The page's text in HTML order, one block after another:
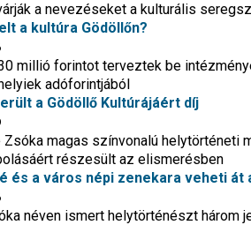
a nevezéseket a kulturális
a kultúra Gödöllőn?
millió forintot terveztek be
adóforintjából
a Gödöllő Kultúrájáért díj
magas színvonalú helytörténeti
részesült az elismerésben
és a város népi zenekara veheti át
néven ismert helytörténészt